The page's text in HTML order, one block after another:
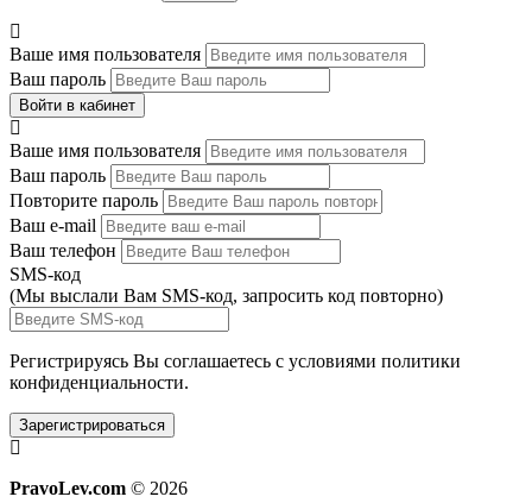
Ваше имя пользователя
Ваш пароль
Войти в кабинет
Ваше имя пользователя
Ваш пароль
Повторите пароль
Ваш e-mail
Ваш телефон
SMS-код
(Мы выслали Вам SMS-код, запросить код повторно)
Регистрируясь Вы соглашаетесь с условиями политики
конфиденциальности.
Зарегистрироваться
PravoLev.com © 2026